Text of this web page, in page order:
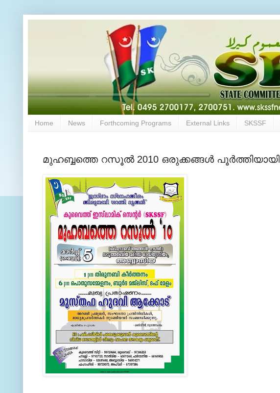
Home News Forthcoming Programs External Links SKSSF
മുഹബ്ബത്തെ റസൂല്‍ 2010 ഒരുക്കങ്ങള്‍ പൂര്‍ത്തിയായി